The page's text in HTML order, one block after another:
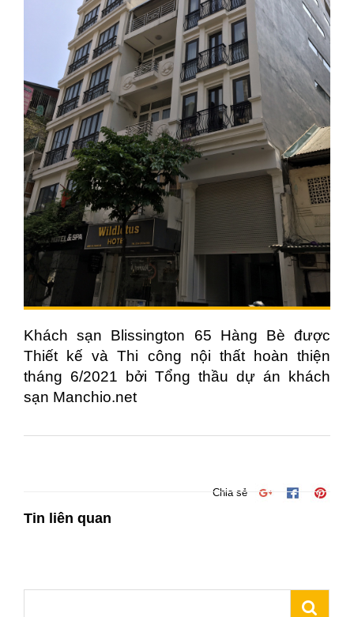
Khách sạn Blissington 65 Hàng Bè được
Thiết kế và Thi công nội thất hoàn thiện
tháng 6/2021 bởi Tổng thầu dự án khách
sạn Manchio.net
Chia sẻ
Tin liên quan